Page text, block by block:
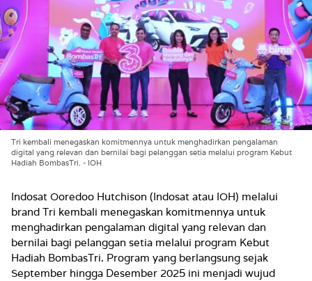
Tri kembali menegaskan komitmennya untuk menghadirkan pengalaman
digital yang relevan dan bernilai bagi pelanggan setia melalui program Kebut
Hadiah BombasTri. - IOH
Indosat Ooredoo Hutchison (Indosat atau IOH) melalui
brand Tri kembali menegaskan komitmennya untuk
menghadirkan pengalaman digital yang relevan dan
bernilai bagi pelanggan setia melalui program Kebut
Hadiah BombasTri. Program yang berlangsung sejak
September hingga Desember 2025 ini menjadi wujud